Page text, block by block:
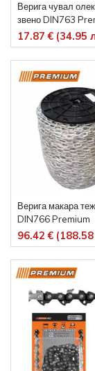
Верига чувал
звено DIN763
17.87 € (34.95
Верига макара
DIN766 Premium
96.42 €